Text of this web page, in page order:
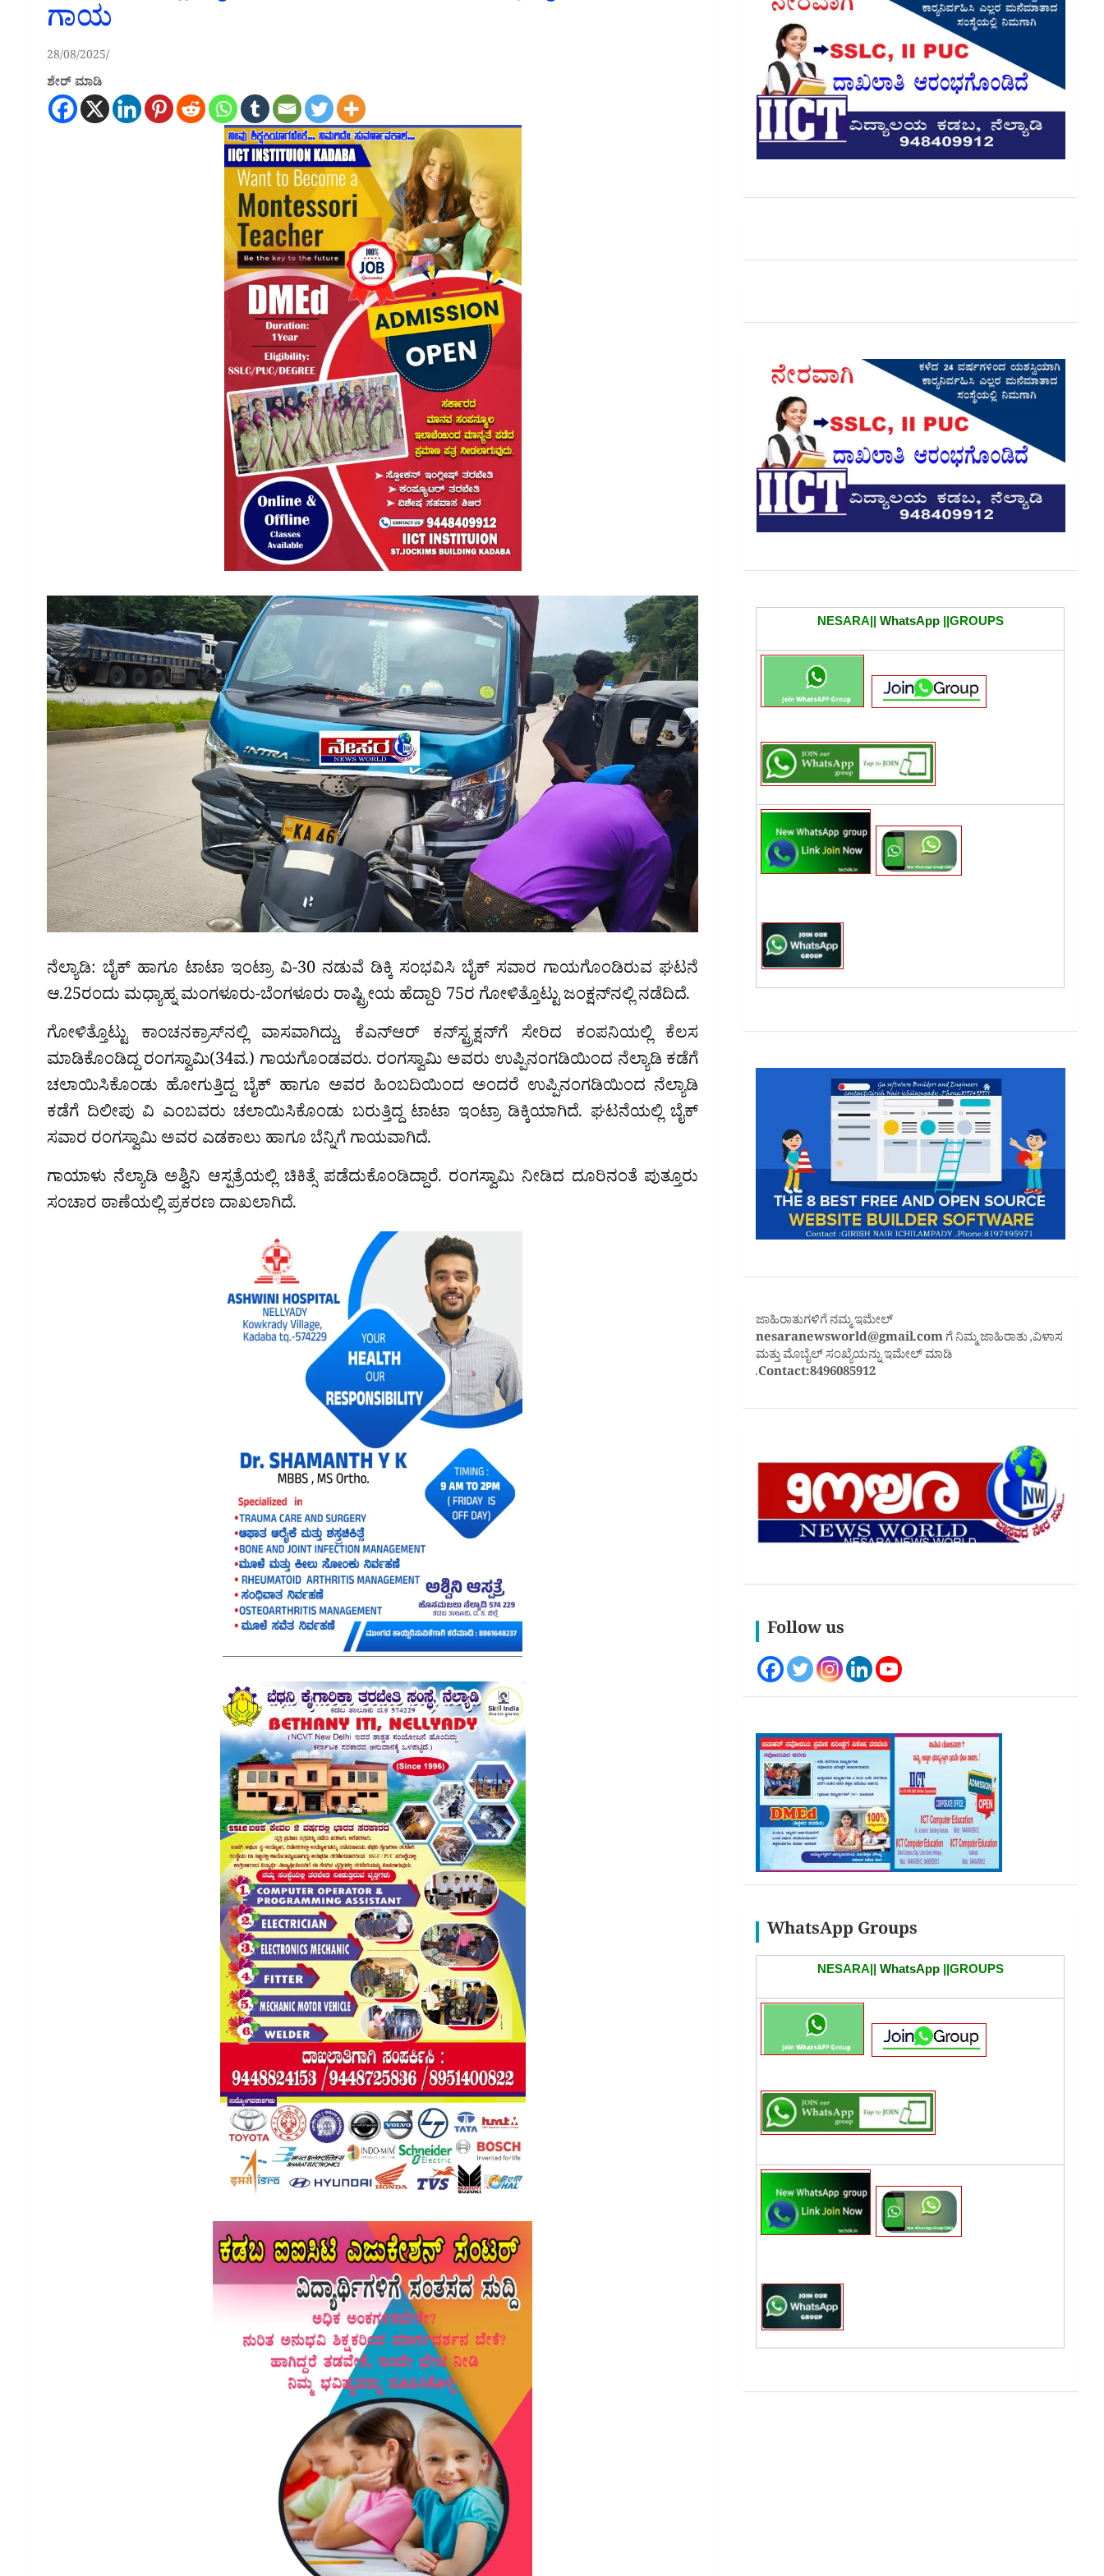
ಗಾಯ
28/08/2025
ಶೇರ್ ಮಾಡಿ
ನೆಲ್ಯಾಡಿ: ಬೈಕ್ ಹಾಗೂ ಟಾಟಾ ಇಂಟ್ರಾ ವಿ-30 ನಡುವೆ ಡಿಕ್ಕಿ ಸಂಭವಿಸಿ ಬೈಕ್ ಸವಾರ ಗಾಯಗೊಂಡಿರುವ ಘಟನೆ
ಆ.25ರಂದು ಮಧ್ಯಾಹ್ನ ಮಂಗಳೂರು-ಬೆಂಗಳೂರು ರಾಷ್ಟ್ರೀಯ ಹೆದ್ದಾರಿ 75ರ ಗೋಳಿತ್ತೊಟ್ಟು ಜಂಕ್ಷನ್‌ನಲ್ಲಿ ನಡೆದಿದೆ.
ಗೋಳಿತ್ತೊಟ್ಟು ಕಾಂಚನಕ್ರಾಸ್‌ನಲ್ಲಿ ವಾಸವಾಗಿದ್ದು, ಕೆಎನ್‌ಆರ್ ಕನ್‌ಸ್ಟ್ರಕ್ಷನ್‌ಗೆ ಸೇರಿದ ಕಂಪನಿಯಲ್ಲಿ ಕೆಲಸ
ಮಾಡಿಕೊಂಡಿದ್ದ ರಂಗಸ್ವಾಮಿ(34ವ.) ಗಾಯಗೊಂಡವರು. ರಂಗಸ್ವಾಮಿ ಅವರು ಉಪ್ಪಿನಂಗಡಿಯಿಂದ ನೆಲ್ಯಾಡಿ ಕಡೆಗೆ
ಚಲಾಯಿಸಿಕೊಂಡು ಹೋಗುತ್ತಿದ್ದ ಬೈಕ್ ಹಾಗೂ ಅವರ ಹಿಂಬದಿಯಿಂದ ಅಂದರೆ ಉಪ್ಪಿನಂಗಡಿಯಿಂದ ನೆಲ್ಯಾಡಿ
ಕಡೆಗೆ ದಿಲೀಪು ವಿ ಎಂಬವರು ಚಲಾಯಿಸಿಕೊಂಡು ಬರುತ್ತಿದ್ದ ಟಾಟಾ ಇಂಟ್ರಾ ಡಿಕ್ಕಿಯಾಗಿದೆ. ಘಟನೆಯಲ್ಲಿ ಬೈಕ್
ಸವಾರ ರಂಗಸ್ವಾಮಿ ಅವರ ಎಡಕಾಲು ಹಾಗೂ ಬೆನ್ನಿಗೆ ಗಾಯವಾಗಿದೆ.
ಗಾಯಾಳು ನೆಲ್ಯಾಡಿ ಅಶ್ವಿನಿ ಆಸ್ಪತ್ರೆಯಲ್ಲಿ ಚಿಕಿತ್ಸೆ ಪಡೆದುಕೊಂಡಿದ್ದಾರೆ. ರಂಗಸ್ವಾಮಿ ನೀಡಿದ ದೂರಿನಂತೆ ಪುತ್ತೂರು
ಸಂಚಾರ ಠಾಣೆಯಲ್ಲಿ ಪ್ರಕರಣ ದಾಖಲಾಗಿದೆ.
NESARA|| WhatsApp||GROUPS
ಜಾಹಿರಾತುಗಳಿಗೆ ನಮ್ಮ ಇಮೇಲ್
nesaranewsworld@gmail.comಗೆ ನಿಮ್ಮ ಜಾಹಿರಾತು ,ವಿಳಾಸ
ಮತ್ತು ಮೊಬೈಲ್ ಸಂಖ್ಯೆಯನ್ನು ಇಮೇಲ್ ಮಾಡಿ
.Contact:8496085912
Follow us
WhatsApp Groups
NESARA|| WhatsApp||GROUPS